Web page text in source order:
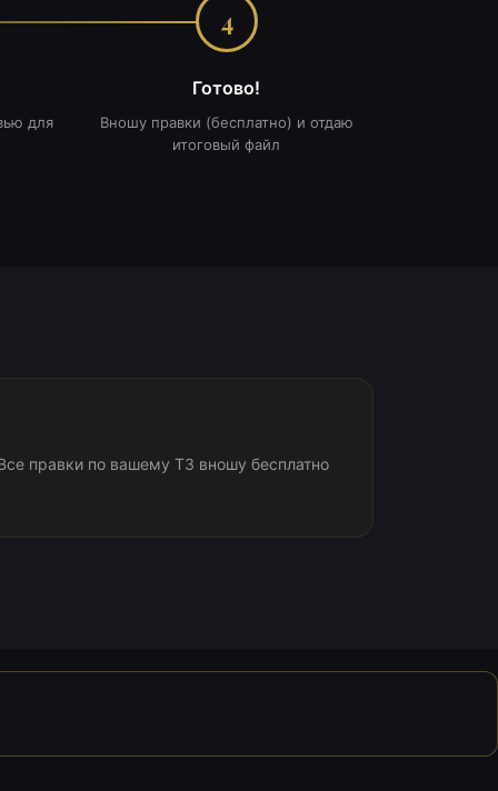
для
4
Готово!
Вношу правки (бесплатно) и отдаю
итоговый файл
правки по вашему ТЗ вношу бесплатно